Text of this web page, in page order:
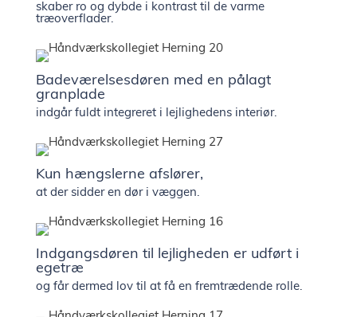
skaber ro og dybde i kontrast til de varme
træoverflader.
Badeværelsesdøren med en pålagt
granplade
indgår fuldt integreret i lejlighedens interiør.
Kun hængslerne afslører,
at der sidder en dør i væggen.
Indgangsdøren til lejligheden er udført i
egetræ
og får dermed lov til at få en fremtrædende rolle.